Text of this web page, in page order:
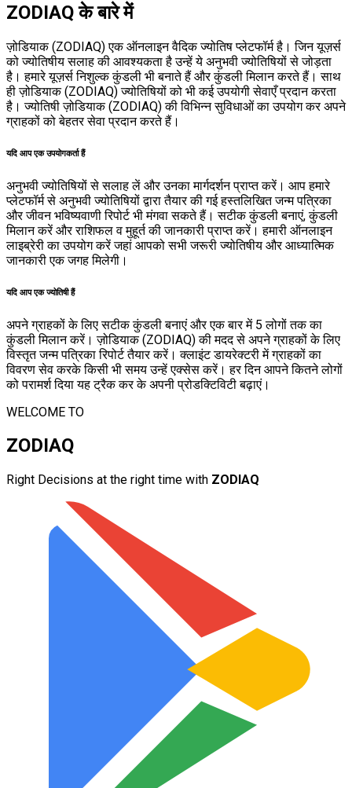
ZODIAQ के बारे में
ज़ोडियाक (ZODIAQ) एक ऑनलाइन वैदिक ज्योतिष प्लेटफॉर्म है। जिन यूज़र्स
को ज्योतिषीय सलाह की आवश्यकता है उन्हें ये अनुभवी ज्योतिषियों से जोड़ता
है। हमारे यूज़र्स निशुल्क कुंडली भी बनाते हैं और कुंडली मिलान करते हैं। साथ
ही ज़ोडियाक (ZODIAQ) ज्योतिषियों को भी कई उपयोगी सेवाएँ प्रदान करता
है। ज्योतिषी ज़ोडियाक (ZODIAQ) की विभिन्न सुविधाओं का उपयोग कर अपने
ग्राहकों को बेहतर सेवा प्रदान करते हैं।
यदि आप एक उपयोगकर्ता हैं
अनुभवी ज्योतिषियों से सलाह लें और उनका मार्गदर्शन प्राप्त करें। आप हमारे
प्लेटफॉर्म से अनुभवी ज्योतिषियों द्वारा तैयार की गई हस्तलिखित जन्म पत्रिका
और जीवन भविष्यवाणी रिपोर्ट भी मंगवा सकते हैं। सटीक कुंडली बनाएं, कुंडली
मिलान करें और राशिफल व मुहूर्त की जानकारी प्राप्त करें। हमारी ऑनलाइन
लाइब्रेरी का उपयोग करें जहां आपको सभी जरूरी ज्योतिषीय और आध्यात्मिक
जानकारी एक जगह मिलेगी।
यदि आप एक ज्योतिषी हैं
अपने ग्राहकों के लिए सटीक कुंडली बनाएं और एक बार में 5 लोगों तक का
कुंडली मिलान करें। ज़ोडियाक (ZODIAQ) की मदद से अपने ग्राहकों के लिए
विस्तृत जन्म पत्रिका रिपोर्ट तैयार करें। क्लाइंट डायरेक्टरी में ग्राहकों का
विवरण सेव करके किसी भी समय उन्हें एक्सेस करें। हर दिन आपने कितने लोगों
को परामर्श दिया यह ट्रैक कर के अपनी प्रोडक्टिविटी बढ़ाएं।
WELCOME TO
ZODIAQ
Right Decisions at the right time with ZODIAQ